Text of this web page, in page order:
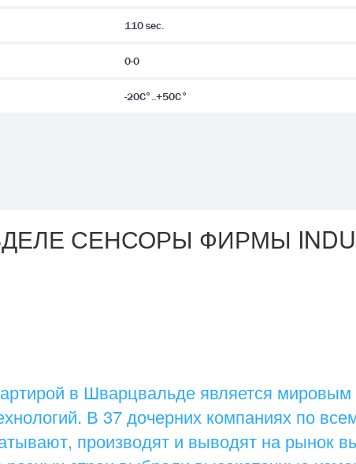
110 sec.
0-0
-20C°..+50C°
СЕНСОРЫ ФИРМЫ
в Шварцвальде является
В 37 дочерних компаниях по
производят и выводят на рынок